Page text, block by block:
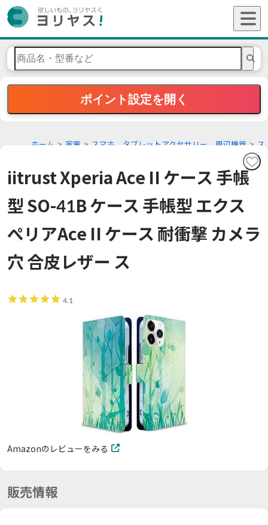
ポイント設定を開く
ホーム 家電 スマホ、タブレットアクセサリー、周辺機器
ス
iitrust Xperia Ace II ケース 手帳
型 SO-41B ケース 手帳型 エクス
ぺリアAce II ケース 耐衝撃 カメラ
穴 合皮レザー ス
4.1
Amazonのレビューをみる
販売情報